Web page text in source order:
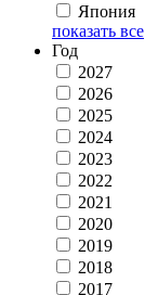
Япония
показать все
Год
2027
2026
2025
2024
2023
2022
2021
2020
2019
2018
2017